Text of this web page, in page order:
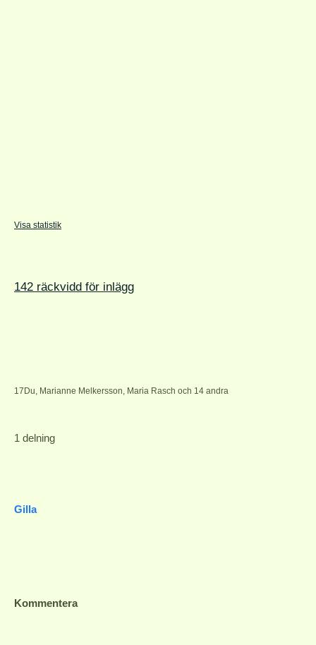
Visa statistik
142 räckvidd för inlägg
17 Du, Marianne Melkersson, Maria Rasch och 14 andra
1 delning
Gilla
Kommentera